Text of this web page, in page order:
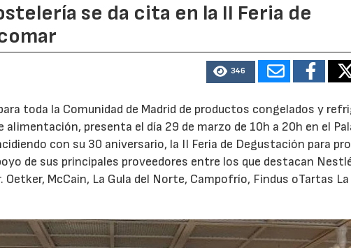
se da cita en la II Feria de
346
toda la Comunidad de Madrid de productos congelados y
alimentación, presenta el día 29 de marzo de 10h a 20h en el
con su 30 aniversario, la II Feria de Degustación para
de sus principales proveedores entre los que destacan
McCain, La Gula del Norte, Campofrío, Findus oTartas